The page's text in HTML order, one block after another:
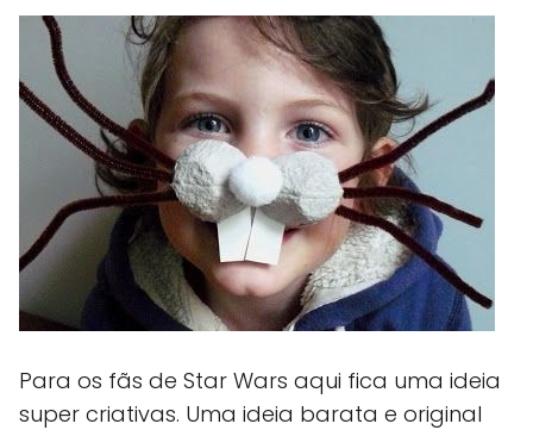
Para os fãs de Star Wars aqui fica uma ideia
super criativas. Uma ideia barata e original